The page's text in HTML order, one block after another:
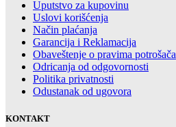
Uputstvo za kupovinu
Uslovi korišćenja
Način plaćanja
Garancija i Reklamacija
Obaveštenje o pravima potrošača
Odricanja od odgovornosti
Politika privatnosti
Odustanak od ugovora
KONTAKT